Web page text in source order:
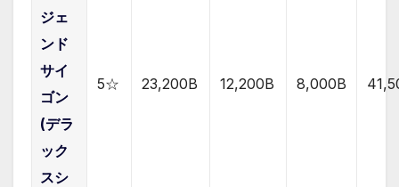
ジェ
ンド
サイ
ゴン
(デラ
ック
スシ
5☆ 23,200B 12,200B 8,000B